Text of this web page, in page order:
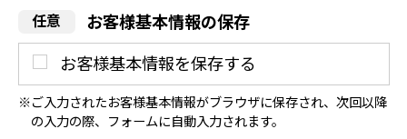
お客様基本情報の保存
お客様基本情報を保存する
ご入力されたお客様基本情報がブラウザに保存され、次回以降
の入力の際、フォームに自動入力されます。